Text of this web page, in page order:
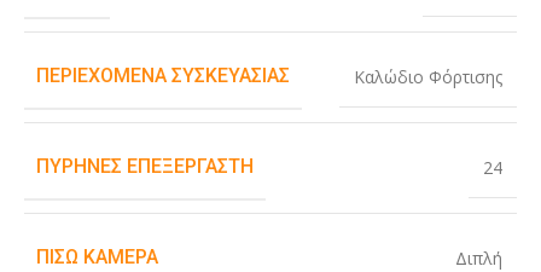
ΠΕΡΙΕΧΌΜΕΝΑ ΣΥΣΚΕΥΑΣΊΑΣ Καλώδιο Φόρτισης
ΠΥΡΉΝΕΣ ΕΠΕΞΕΡΓΑΣΤΉ 24
ΠΊΣΩ ΚΆΜΕΡΑ Διπλή